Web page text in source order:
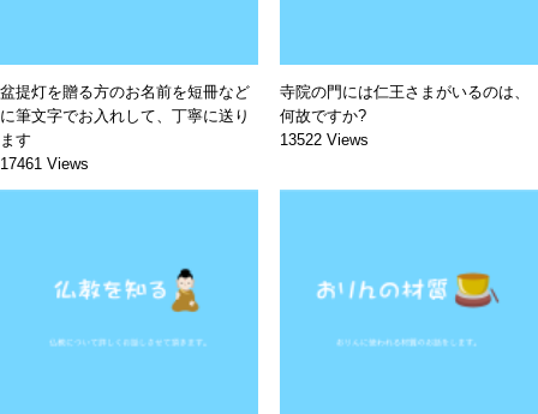
盆提灯を贈る方のお名前を短冊など
に筆文字でお入れして、丁寧に送り
ます
17461 Views
寺院の門には仁王さまがいるのは、
何故ですか?
13522 Views